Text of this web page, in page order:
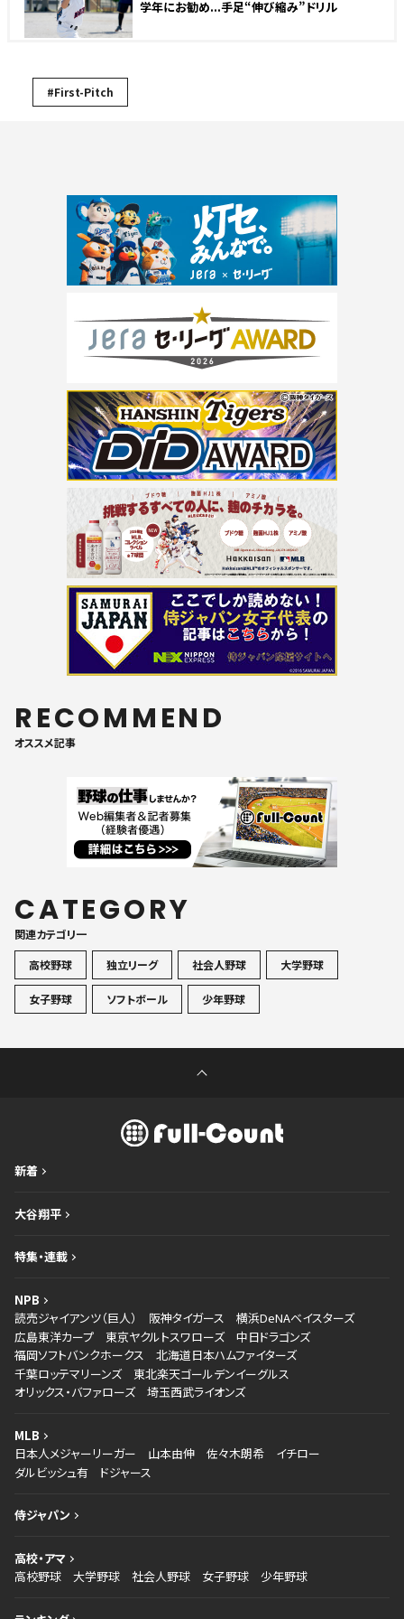
学年にお勧め...手足“伸び縮み”ドリル
#First-Pitch
RECOMMEND
オススメ記事
CATEGORY
関連カテゴリ一
高校野球
独立リーグ 社会人野球 大学野球
女子野球 ソフトボール 少年野球
新着
大谷翔平
特集・連載
NPB
読売ジャイアンツ（巨人）
阪神タイガース
横浜DeNAベイスターズ
広島東洋カープ
東京ヤクルトスワローズ
中日ドラゴンズ
福岡ソフトバンクホークス
北海道日本ハムファイターズ
千葉ロッテマリーンズ
東北楽天ゴールデンイーグルス
オリックス・バファローズ
埼玉西武ライオンズ
MLB
日本人メジャーリーガー
山本由伸 佐々木朗希
イチロー
ダルビッシュ有
ドジャース
侍ジャパン
高校・アマ
高校野球
大学野球 社会人野球 女子野球 少年野球